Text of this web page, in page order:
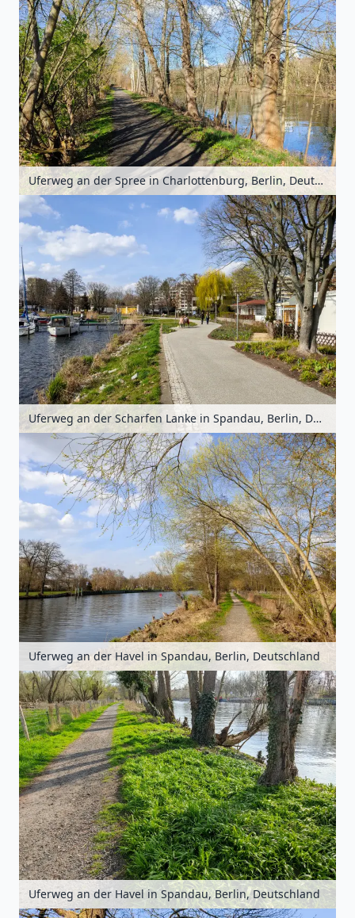
Uferweg an der Spree in Charlottenburg, Berlin, Deutschland
Uferweg an der Scharfen Lanke in Spandau, Berlin, Deutschland
Uferweg an der Havel in Spandau, Berlin, Deutschland
Uferweg an der Havel in Spandau, Berlin, Deutschland